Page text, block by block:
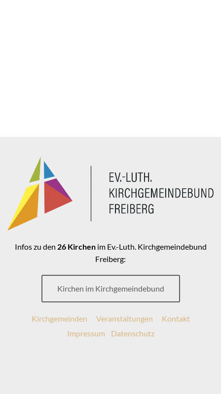
Infos zu den 26 Kirchenim Ev.-Luth. Kirchgemeindebund
Freiberg:
Kirchen im Kirchgemeindebund
Kirchgemeinden Veranstaltungen
Kontakt
Impressum
Datenschutz